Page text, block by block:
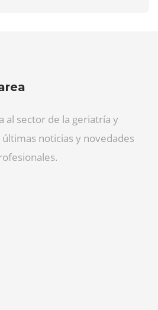
al sector de la geriatría y
noticias y novedades